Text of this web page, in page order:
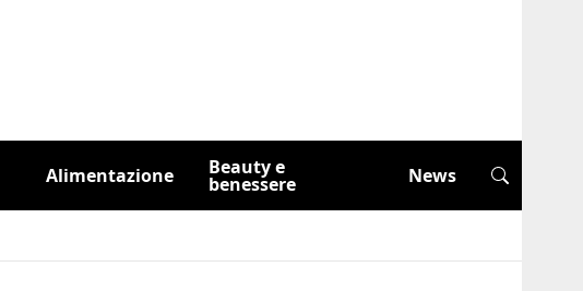
Alimentazione Beauty e
benessere News